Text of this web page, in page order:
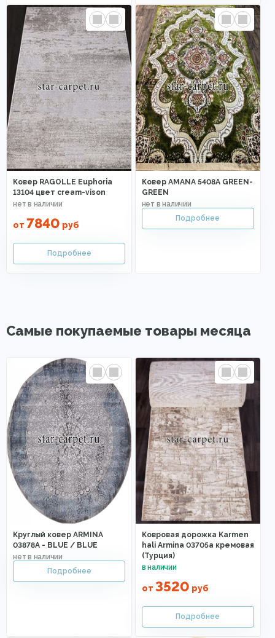
Ковер RAGOLLE Euphoria
13104 цвет cream-vison
от 7840 руб
Ковер AMANA 5408A GREEN-
GREEN
Самые покупаемые товары месяца
Круглый ковер ARMINA
03878A - BLUE / BLUE
Ковровая дорожка Karmen
hali Armina 03705a кремовая
(Турция)
от 3520 руб